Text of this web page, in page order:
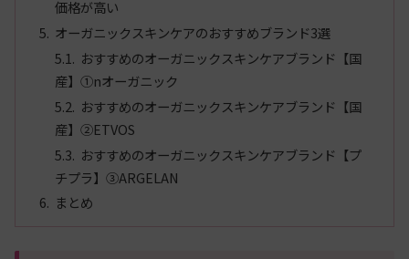
価格が高い
オーガニックスキンケアのおすすめブランド3選
おすすめのオーガニックスキンケアブランド【国
産】①nオーガニック
おすすめのオーガニックスキンケアブランド【国
産】②ETVOS
おすすめのオーガニックスキンケアブランド【プ
チプラ】③ARGELAN
まとめ